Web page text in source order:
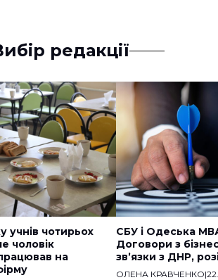
редакції
учнів чотирьох
чоловік
на
СБУ і Одеська
Договори з
звʼязки з ДНР,
ОЛЕНА КРАВЧЕНКО|